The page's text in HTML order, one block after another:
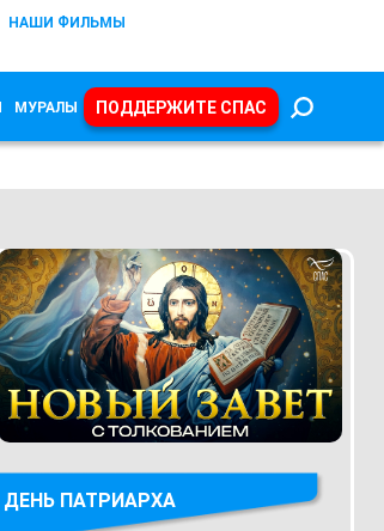
НАШИ ФИЛЬМЫ
МУРАЛЫ ПОДДЕРЖИТЕ СПАС
ДЕНЬ ПАТРИАРХА